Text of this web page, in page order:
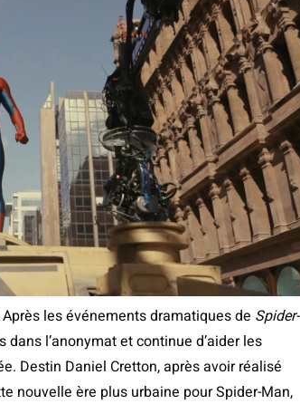
les événements dramatiques de Spider-
l’anonymat et continue d’aider les
Destin Daniel Cretton, après avoir réalisé
nouvelle ère plus urbaine pour Spider-Man,